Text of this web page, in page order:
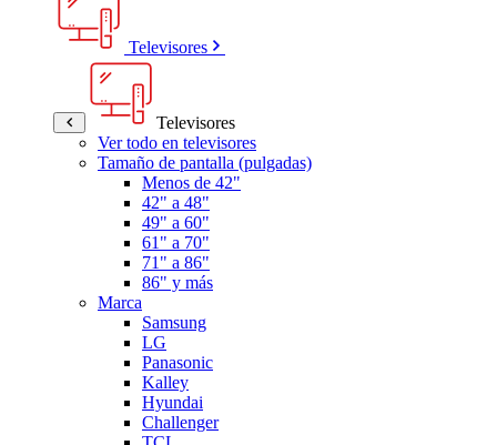
Televisores
Televisores
Ver todo en televisores
Tamaño de pantalla (pulgadas)
Menos de 42"
42" a 48"
49" a 60"
61" a 70"
71" a 86"
86" y más
Marca
Samsung
LG
Panasonic
Kalley
Hyundai
Challenger